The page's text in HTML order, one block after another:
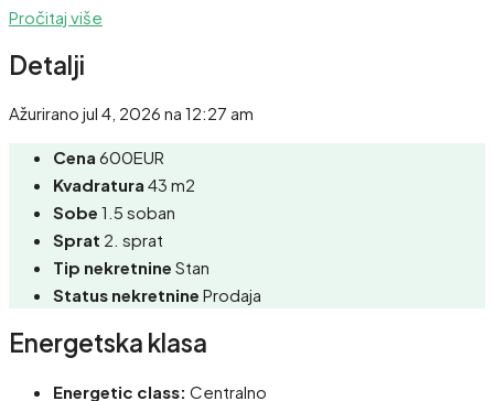
Pročitaj više
Detalji
Ažurirano jul 4, 2026 na 12:27 am
Cena 600EUR
Kvadratura 43 m2
Sobe 1.5 soban
Sprat 2. sprat
Tip nekretnine Stan
Status nekretnine Prodaja
Energetska klasa
Energetic class: Centralno